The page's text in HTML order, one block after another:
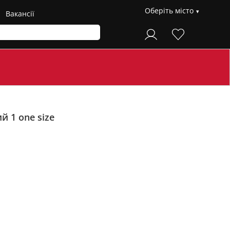
Вакансії Оберіть місто
1 one size